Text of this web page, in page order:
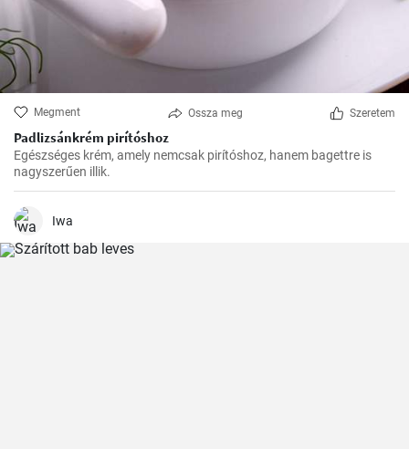
Megment Ossza meg Szeretem
Padlizsánkrém pirítóshoz
Egészséges krém, amely nemcsak pirítóshoz, hanem bagettre is
nagyszerűen illik.
Iwa